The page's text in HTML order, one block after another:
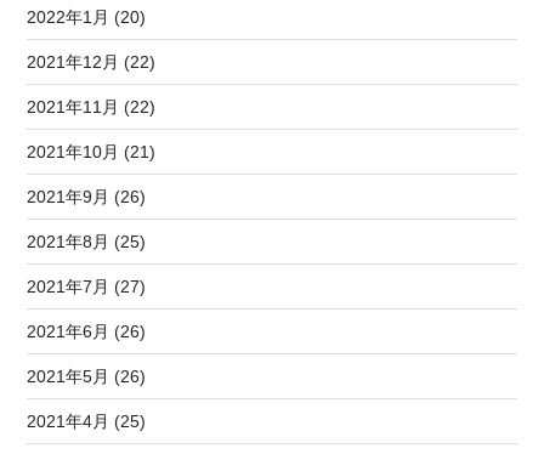
2022年1月 (20)
2021年12月 (22)
2021年11月 (22)
2021年10月 (21)
2021年9月 (26)
2021年8月 (25)
2021年7月 (27)
2021年6月 (26)
2021年5月 (26)
2021年4月 (25)